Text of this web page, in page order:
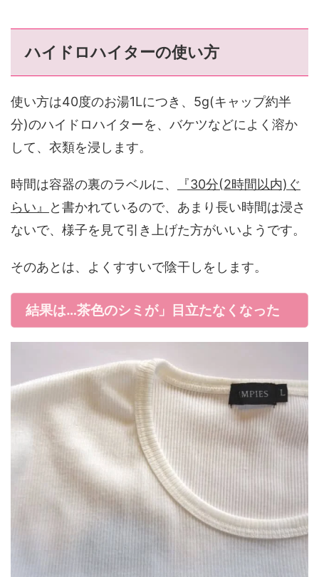
ハイドロハイターの使い方
使い方は40度のお湯1Lにつき、5g(キャップ約半
分)のハイドロハイターを、バケツなどによく溶か
して、衣類を浸します。
時間は容器の裏のラベルに、
『30分(2時間以内)ぐ
らい』
と書かれているので、あまり長い時間は浸さ
ないで、様子を見て引き上げた方がいいようです。
そのあとは、よくすすいで陰干しをします。
結果は…茶色のシミが」目立たなくなった